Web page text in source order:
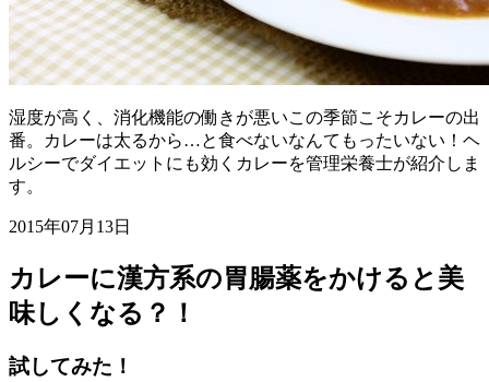
湿度が高く、消化機能の働きが悪いこの季節こそカレーの出
番。カレーは太るから…と食べないなんてもったいない！ヘ
ルシーでダイエットにも効くカレーを管理栄養士が紹介しま
す。
2015年07月13日
カレーに漢方系の胃腸薬をかけると美
味しくなる？！
試してみた！